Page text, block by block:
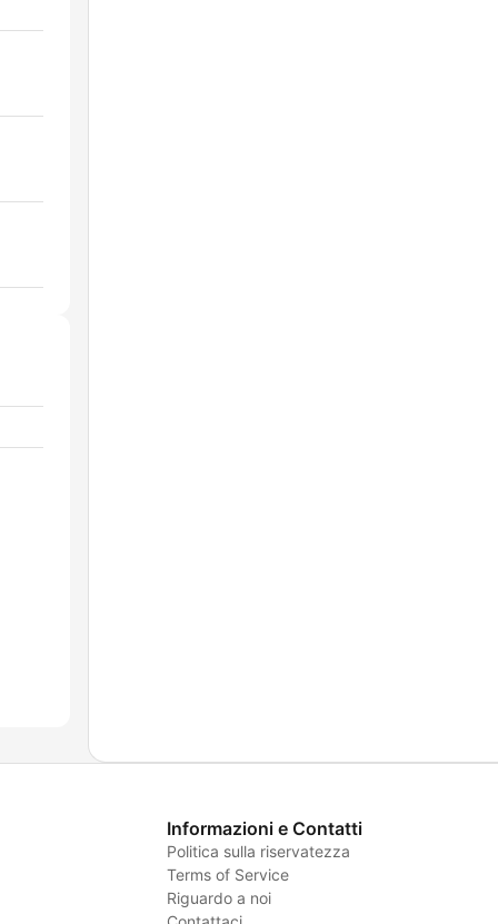
Informazioni e Contatti
Politica sulla riservatezza
Terms of Service
Riguardo a noi